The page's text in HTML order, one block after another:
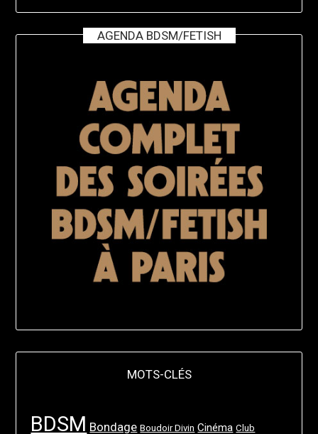
AGENDA BDSM/FETISH
MOTS-CLÉS
BDSM Bondage Boudoir Divin Cinéma Club